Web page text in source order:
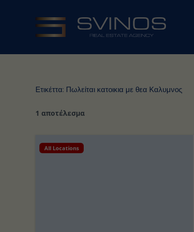
περιεχόμενο
Ετικέττα: Πωλείται κατοικια με θεα Καλυμνος
1 αποτέλεσμα
All Locations